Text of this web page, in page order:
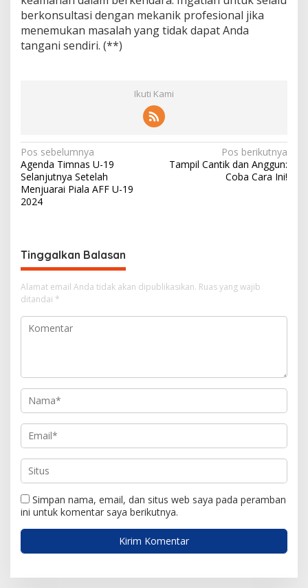
berkonsultasi dengan mekanik profesional jika
menemukan masalah yang tidak dapat Anda
tangani sendiri. (**)
Ikuti Kami
N
a
v
i
a
s
i
p
o
Pos sebelumnya
Agenda Timnas U-19
Selanjutnya Setelah
Menjuarai Piala AFF U-19
2024
Pos berikutnya
Tampil Cantik dan Anggun:
Coba Cara Ini!
Tinggalkan Balasan
Alamat email Anda tidak akan dipublikasikan. Ruas yang wajib
ditandai *
Simpan nama, email, dan situs web saya pada peramban
ini untuk komentar saya berikutnya.